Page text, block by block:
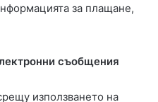
за плащане,
съобщения
използването на